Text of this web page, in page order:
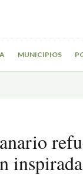
MUNICIPIOS